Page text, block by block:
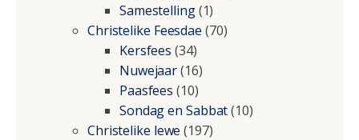
Samestelling(1)
Christelike Feesdae (70)
Kersfees (34)
Nuwejaar(16)
Paasfees (10)
Sondag en Sabbat(10)
Christelike lewe (197)